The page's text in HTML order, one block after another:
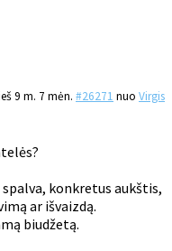
9 m. 7 mėn. #26271 nuo Virgis
konkretus aukštis,
ar išvaizdą.
biudžetą.